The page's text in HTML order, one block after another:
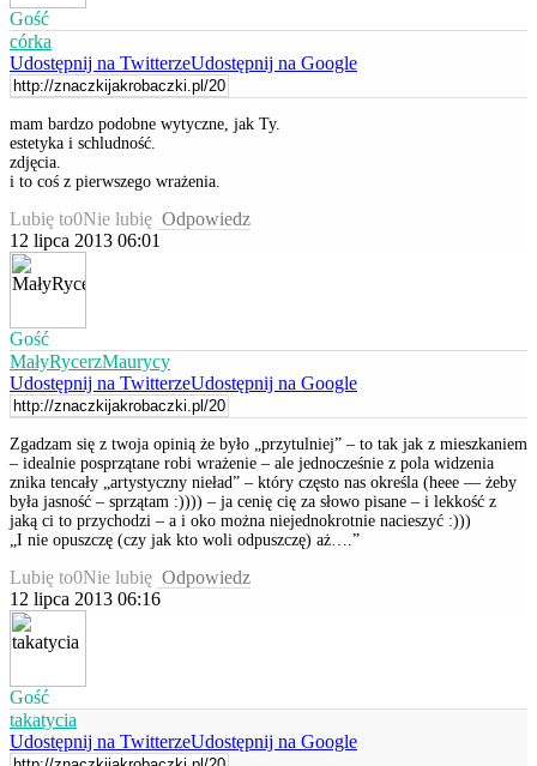
Gość
córka
Udostępnij na TwitterzeUdostępnij na Google
mam bardzo podobne wytyczne, jak Ty.
estetyka i schludność.
zdjęcia.
i to coś z pierwszego wrażenia.
Lubię to0Nie lubię Odpowiedz
12 lipca 2013 06:01
Gość
MałyRycerzMaurycy
Udostępnij na TwitterzeUdostępnij na Google
Zgadzam się z twoja opinią że było „przytulniej” – to tak jak z mieszkaniem
– idealnie posprzątane robi wrażenie – ale jednocześnie z pola widzenia
znika tencały „artystyczny nieład” – który często nas określa (heee — żeby
była jasność – sprzątam :)))) – ja cenię cię za słowo pisane – i lekkość z
jaką ci to przychodzi – a i oko można niejednokrotnie nacieszyć :)))
„I nie opuszczę (czy jak kto woli odpuszczę) aż….”
Lubię to0Nie lubię Odpowiedz
12 lipca 2013 06:16
Gość
takatycia
Udostępnij na TwitterzeUdostępnij na Google